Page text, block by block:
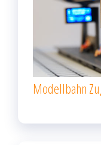
Modellbahn